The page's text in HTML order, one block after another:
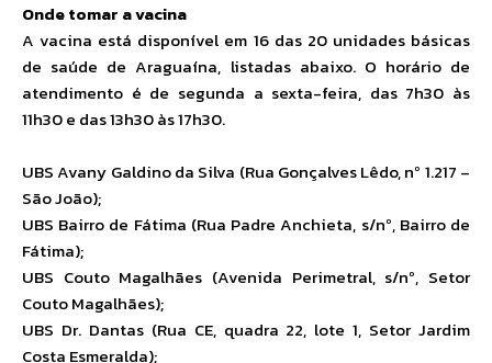
Onde tomar a vacina
A vacina está disponível em 16 das 20 unidades básicas
de saúde de Araguaína, listadas abaixo. O horário de
atendimento é de segunda a sexta-feira, das 7h30 às
11h30 e das 13h30 às 17h30.
UBS Avany Galdino da Silva (Rua Gonçalves Lêdo, nº 1.217 –
São João);
UBS Bairro de Fátima (Rua Padre Anchieta, s/nº, Bairro de
Fátima);
UBS Couto Magalhães (Avenida Perimetral, s/nº, Setor
Couto Magalhães);
UBS Dr. Dantas (Rua CE, quadra 22, lote 1, Setor Jardim
Costa Esmeralda);